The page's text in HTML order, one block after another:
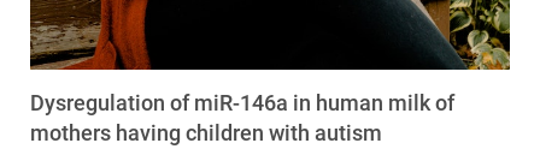
Dysregulation of miR-146a in human milk of
mothers having children with autism